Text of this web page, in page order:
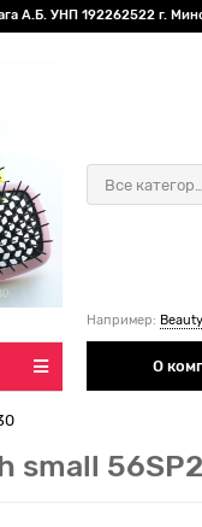
А.Б. УНП 192262522 г.
Все
Например:
О
small